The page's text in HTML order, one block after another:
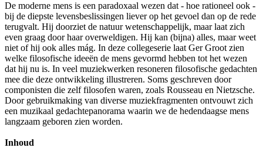
De moderne mens is een paradoxaal wezen dat - hoe rationeel ook -
bij de diepste levensbeslissingen liever op het gevoel dan op de rede
terugvalt. Hij doorziet de natuur wetenschappelijk, maar laat zich
even graag door haar overweldigen. Hij kan (bijna) alles, maar weet
niet of hij ook alles mág. In deze collegeserie laat Ger Groot zien
welke filosofische ideeën de mens gevormd hebben tot het wezen
dat hij nu is. In veel muziekwerken resoneren filosofische gedachten
mee die deze ontwikkeling illustreren. Soms geschreven door
componisten die zelf filosofen waren, zoals Rousseau en Nietzsche.
Door gebruikmaking van diverse muziekfragmenten ontvouwt zich
een muzikaal gedachtepanorama waarin we de hedendaagse mens
langzaam geboren zien worden.
Inhoud